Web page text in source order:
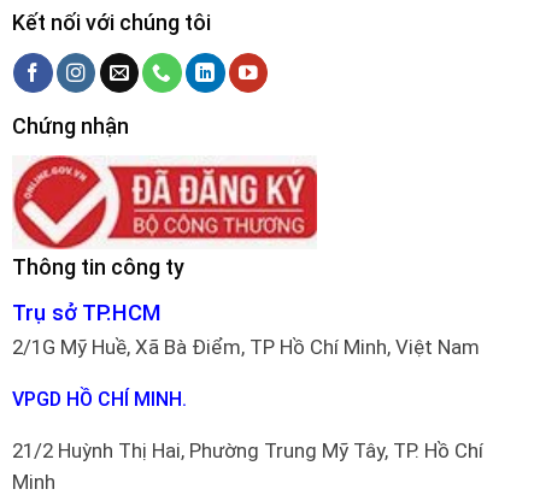
Kết nối với chúng tôi
Chứng nhận
Thông tin công ty
Trụ sở TP.HCM
2/1G Mỹ Huề, Xã Bà Điểm, TP Hồ Chí Minh, Việt Nam
VPGD HỒ CHÍ MINH.
21/2 Huỳnh Thị Hai, Phường Trung Mỹ Tây, TP. Hồ Chí
Minh